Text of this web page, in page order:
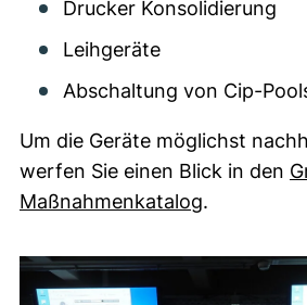
Drucker Konsolidierung
Leihgeräte
Abschaltung von Cip-
Um die Geräte möglichst
werfen Sie einen Blick in den
Maßnahmenkatalog(externer
.